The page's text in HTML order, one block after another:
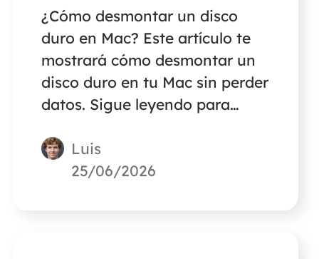
¿Cómo desmontar un disco
duro en Mac? Este artículo te
mostrará cómo desmontar un
disco duro en tu Mac sin perder
datos. Sigue leyendo para
detallada.
Luis
25/06/2026